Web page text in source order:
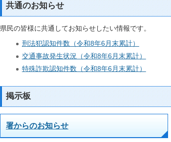
共通のお知らせ
県民の皆様に共通してお知らせしたい情報です。
刑法犯認知件数（令和8年6月末累計）
交通事故発生状況（令和8年6月末累計）
特殊詐欺認知件数（令和8年6月末累計）
掲示板
署からのお知らせ